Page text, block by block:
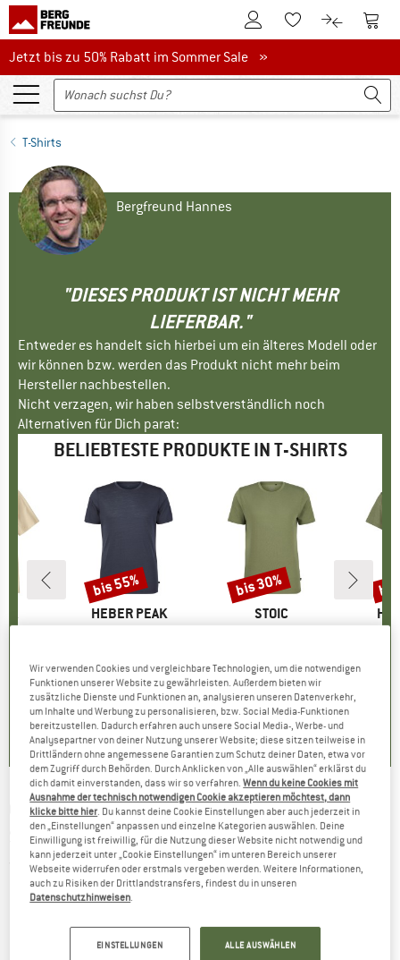
Zum KundenkontoZum Merkzettel.
Zum Zum
Jetzt bis zu 50% Rabatt im Sommer Sale
Jetzt bis zu 50% Rabatt im Sommer Sale »
T-Shirts
Bergfreund Hannes
"DIESES PRODUKT IST NICHT MEHR
LIEFERBAR."
Entweder es handelt sich hierbei um ein älteres Modell oder
wir können bzw. werden das Produkt nicht mehr beim
Hersteller nachbestellen.
Nicht verzagen, wir haben selbstverständlich noch
Alternativen für Dich parat:
BELIEBTESTE PRODUKTE IN T-SHIRTS
Preis
€
1
)
MARKE
HEBER PEAK
Preis
59,95 € reduzierter Preis
ab26,98 €
+4
4,5(117)
Rabatt
bis 55%
MARKE
STOIC
Preis
39,95 € reduzierter Preis
ab27,97 €
+1
4,5(19)
Rabatt
bis 30%
59,95
GREENBOMB -Women's Bike Citrus Feel - T-
Shirts - T-Shirt
(0)
Wir verwenden Cookies und vergleichbare Technologien, um die notwendigen
Funktionen unserer Website zu gewährleisten. Außerdem bieten wir
zusätzliche Dienste und Funktionen an, analysieren unseren Datenverkehr,
um Inhalte und Werbung zu personalisieren, bzw. Social Media-Funktionen
bereitzustellen. Dadurch erfahren auch unsere Social Media-, Werbe- und
Analysepartner von deiner Nutzung unserer Website; diese sitzen teilweise in
Drittländern ohne angemessene Garantien zum Schutz deiner Daten, etwa vor
dem Zugriff durch Behörden. Durch Anklicken von „Alle auswählen“ erklärst du
dich damit einverstanden, dass wir so verfahren.Wenn du keine Cookies mit
Ausnahme der technisch notwendigen Cookie akzeptieren möchtest, dann
klicke bitte hier . Du kannst deine Cookie Einstellungen aber auch jederzeit in
den „Einstellungen“ anpassen und einzelne Kategorien auswählen. Deine
Einwilligung ist freiwillig, für die Nutzung dieser Website nicht notwendig und
kann jederzeit unter „Cookie Einstellungen“ im unteren Bereich unserer
Webseite widerrufen oder erstmals vergeben werden. Weitere Informationen,
auch zu Risiken der Drittlandstransfers, findest du in unseren
Datenschutzhinweisen
EINSTELLUNGEN ALLE AUSWÄHLEN